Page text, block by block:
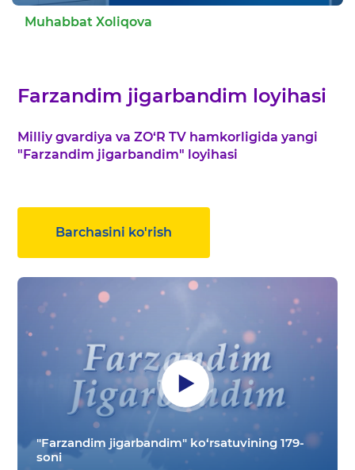
Muhabbat Xoliqova
Farzandim jigarbandim loyihasi
Milliy gvardiya va ZO‘R TV hamkorligida yangi
"Farzandim jigarbandim" loyihasi
Barchasini ko'rish
"Farzandim jigarbandim" ko‘rsatuvining 179-
soni